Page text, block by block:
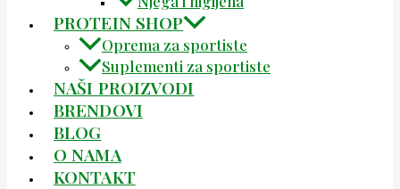
PROTEIN SHOP
Oprema za sportiste
Suplementi za sportiste
NAŠI PROIZVODI
BRENDOVI
BLOG
O NAMA
KONTAKT